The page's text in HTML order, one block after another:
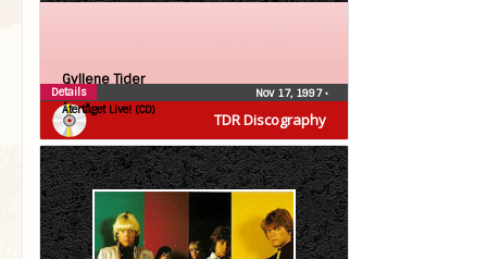
TDR Discography
Gyllene Tider
Återtåget Live! (CD)
Nov 17, 1997•
Details